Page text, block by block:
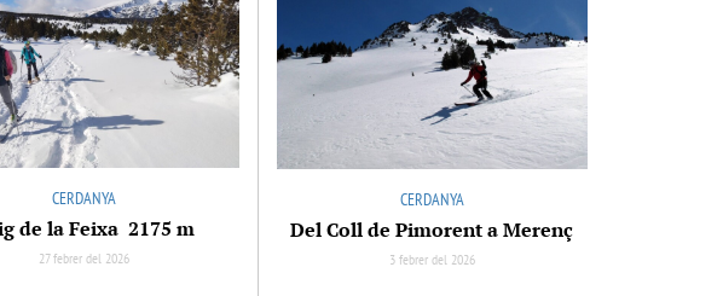
CERDANYA
de la Feixa 2175 m
27 febrer del 2026
CERDANYA
Del Coll de Pimorent a Merenç
3 febrer del 2026